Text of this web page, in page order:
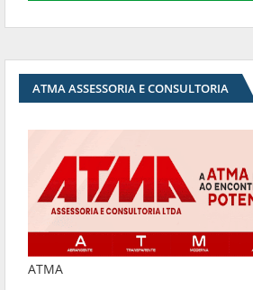
ATMA ASSESSORIA E CONSULTORIA
ATMA